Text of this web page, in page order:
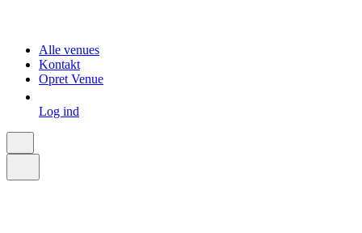
Alle venues
Kontakt
Opret Venue
Log ind